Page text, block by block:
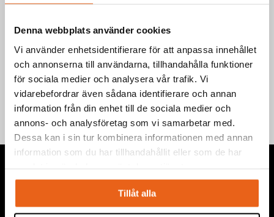
Denna webbplats använder cookies
Vi använder enhetsidentifierare för att anpassa innehållet
och annonserna till användarna, tillhandahålla funktioner
för sociala medier och analysera vår trafik. Vi
vidarebefordrar även sådana identifierare och annan
information från din enhet till de sociala medier och
annons- och analysföretag som vi samarbetar med.
Dessa kan i sin tur kombinera informationen med annan
information som du har tillhandahållit eller som de har
Tillåt alla
Teknisk information